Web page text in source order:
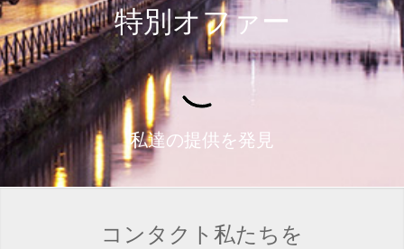
特別オファー
私達の提供を発見
コンタクト私たちを